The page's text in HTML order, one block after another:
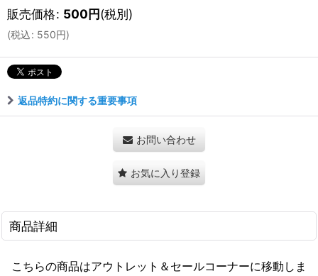
販売価格: 500円(税別)
(税込: 550円)
返品特約に関する重要事項
お問い合わせ
お気に入り登録
商品詳細
こちらの商品はアウトレット＆セールコーナーに移動しま